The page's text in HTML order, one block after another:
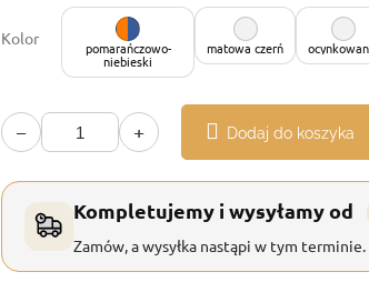
Kolor pomarańczowo-
niebieski
matowa czerń
− + Dodaj do koszyka
Kompletujemy i wysyłamy od
Zamów, a wysyłka nastąpi w tym terminie.